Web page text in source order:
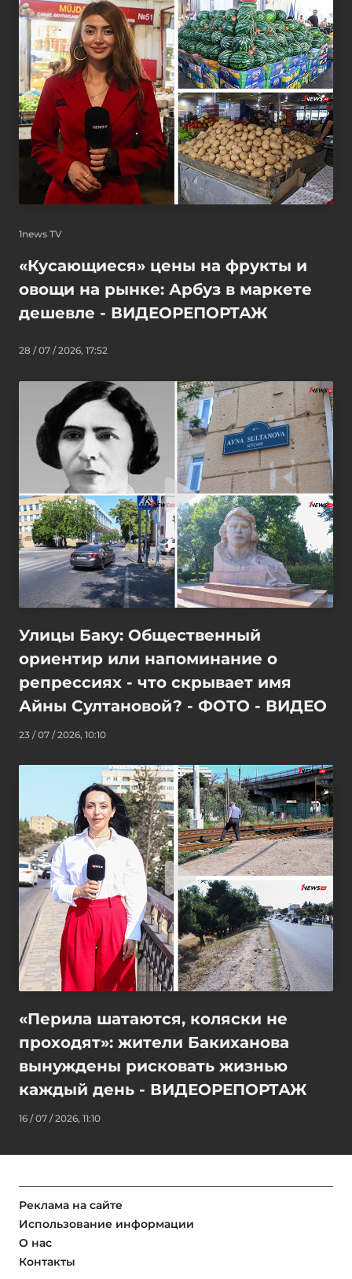
1news TV
«Кусающиеся» цены на фрукты и
овощи на рынке: Арбуз в маркете
дешевле - ВИДЕОРЕПОРТАЖ
28 / 07 / 2026, 17:52
Улицы Баку: Общественный
ориентир или напоминание о
репрессиях - что скрывает имя
Айны Султановой? - ФОТО - ВИДЕО
23 / 07 / 2026, 10:10
«Перила шатаются, коляски не
проходят»: жители Бакиханова
вынуждены рисковать жизнью
каждый день - ВИДЕОРЕПОРТАЖ
16 / 07 / 2026, 11:10
Реклама на сайте
Использование информации
О нас
Контакты